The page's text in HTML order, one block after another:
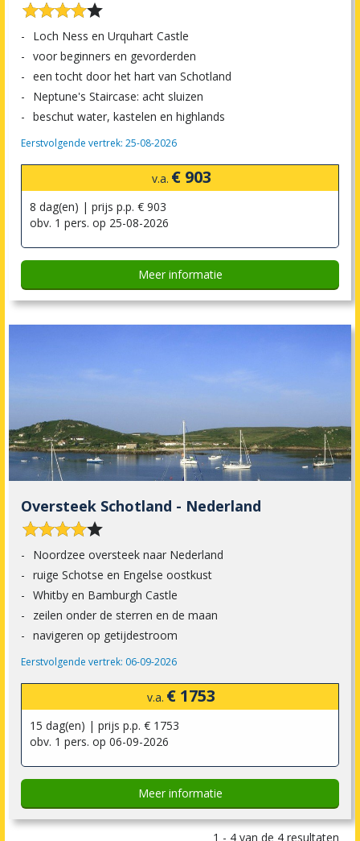


Loch Ness en Urquhart Castle
voor beginners en gevorderden
een tocht door het hart van Schotland
Neptune's Staircase: acht sluizen
beschut water, kastelen en highlands
Eerstvolgende vertrek: 25-08-2026
v.a. € 903
8 dag(en) | prijs p.p. € 903
obv. 1 pers. op 25-08-2026
Meer informatie
Oversteek Schotland - Nederland


Noordzee oversteek naar Nederland
ruige Schotse en Engelse oostkust
Whitby en Bamburgh Castle
zeilen onder de sterren en de maan
navigeren op getijdestroom
Eerstvolgende vertrek: 06-09-2026
v.a. € 1753
15 dag(en) | prijs p.p. € 1753
obv. 1 pers. op 06-09-2026
Meer informatie
1 - 4 van de 4 resultaten